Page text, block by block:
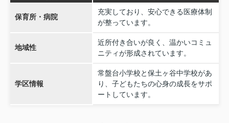
保育所・病院
充実しており、安心できる医療体制
が整っています。
地域性
近所付き合いが良く、温かいコミュ
ニティが形成されています。
学区情報
常盤台小学校と保土ヶ谷中学校があ
り、子どもたちの心身の成長をサポ
ートしています。